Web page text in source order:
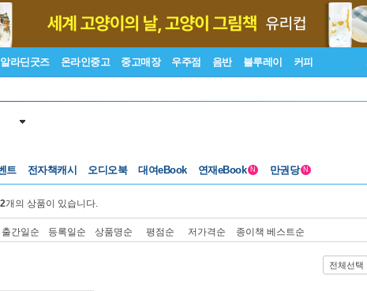
알라딘굿즈 온라인중고 중고매장 우주점 음반 블루레이 커피
트 전자책캐시 오디오북 대여eBook 연재eBook N 만권당 N
개의 상품이 있습니다.
출간일순 등록일순 상품명순 평점순 저가격순 종이책 베스트순
전체선택